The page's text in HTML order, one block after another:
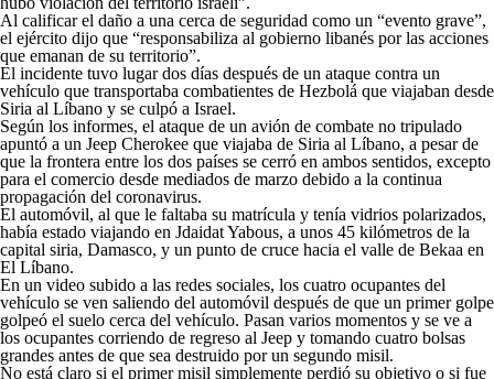
Al calificar el daño a una cerca de seguridad como un “evento grave”,
el ejército dijo que “responsabiliza al gobierno libanés por las acciones
que emanan de su territorio”.
El incidente tuvo lugar dos días después de un ataque contra un
vehículo que transportaba combatientes de Hezbolá que viajaban desde
Siria al Líbano y se culpó a Israel.
Según los informes, el ataque de un avión de combate no tripulado
apuntó a un Jeep Cherokee que viajaba de Siria al Líbano, a pesar de
que la frontera entre los dos países se cerró en ambos sentidos, excepto
para el comercio desde mediados de marzo debido a la continua
propagación del coronavirus.
El automóvil, al que le faltaba su matrícula y tenía vidrios polarizados,
había estado viajando en Jdaidat Yabous, a unos 45 kilómetros de la
capital siria, Damasco, y un punto de cruce hacia el valle de Bekaa en
El Líbano.
En un video subido a las redes sociales, los cuatro ocupantes del
vehículo se ven saliendo del automóvil después de que un primer golpe
golpeó el suelo cerca del vehículo. Pasan varios momentos y se ve a
los ocupantes corriendo de regreso al Jeep y tomando cuatro bolsas
grandes antes de que sea destruido por un segundo misil.
No está claro si el primer misil simplemente perdió su objetivo o si fue